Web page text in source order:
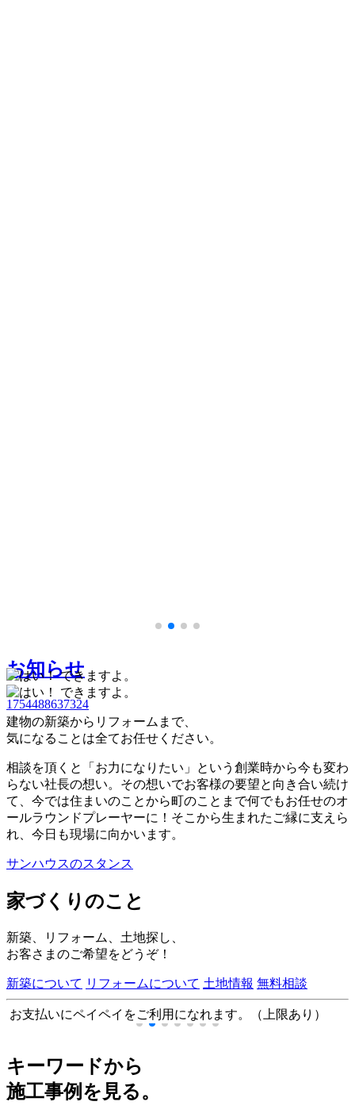
お知らせ
1754488637324
建物の新築からリフォームまで、
気になることは全てお任せください。
相談を頂くと「お力になりたい」という創業時から今も変わ
らない社長の想い。その想いでお客様の要望と向き合い続け
て、今では住まいのことから町のことまで何でもお任せのオ
ールラウンドプレーヤーに！そこから生まれたご縁に支えら
れ、今日も現場に向かいます。
サンハウスのスタンス
家づくりのこと
新築、リフォーム、土地探し、
お客さまのご希望をどうぞ！
新築について リフォームについて 土地情報 無料相談
お支払いにペイペイをご利用になれます。（上限あり）
キーワードから
施工事例を見る。